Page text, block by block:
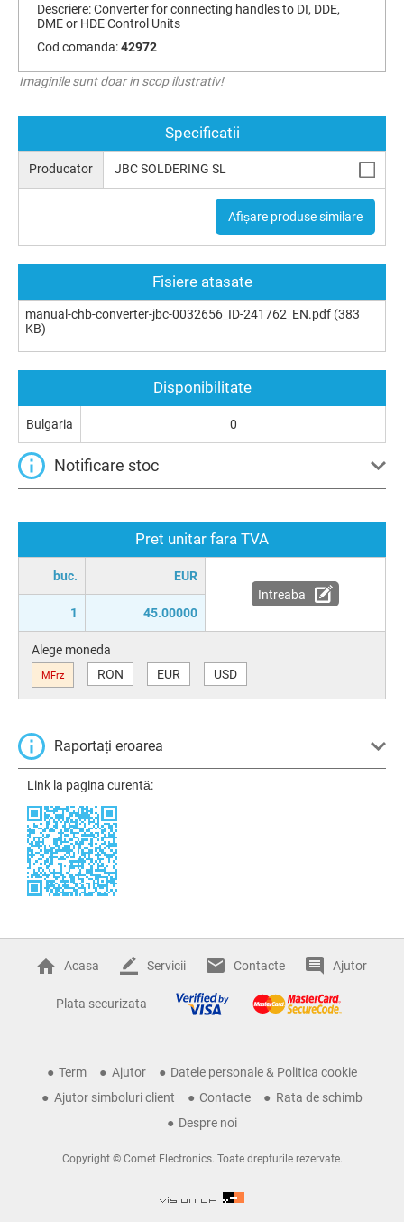
Descriere:Converter for connecting handles to DI, DDE,
DME or HDE Control Units
Cod comanda:42972
Imaginile sunt doar in scop ilustrativ!
Specificatii
Producator JBC SOLDERING SL
Afișare produse similare
Fisiere atasate
manual-chb-converter-jbc-0032656_ID-241762_EN.pdf (383
KB)
Pret unitar fara TVA
buc. EUR
1 45.00000
Intreaba
Alege moneda
MFrz RON EUR USD
Raportați eroarea
Link la pagina curentă:
Disponibilitate
Bulgaria 0
Notificare stoc
Acasa Servicii Contacte Ajutor
Plata securizata
Term Ajutor
Datele personale & Politica cookie
Ajutor simboluri client
Contacte
Rata de schimb
Despre noi
Copyright © Comet Electronics. Toate drepturile rezervate.